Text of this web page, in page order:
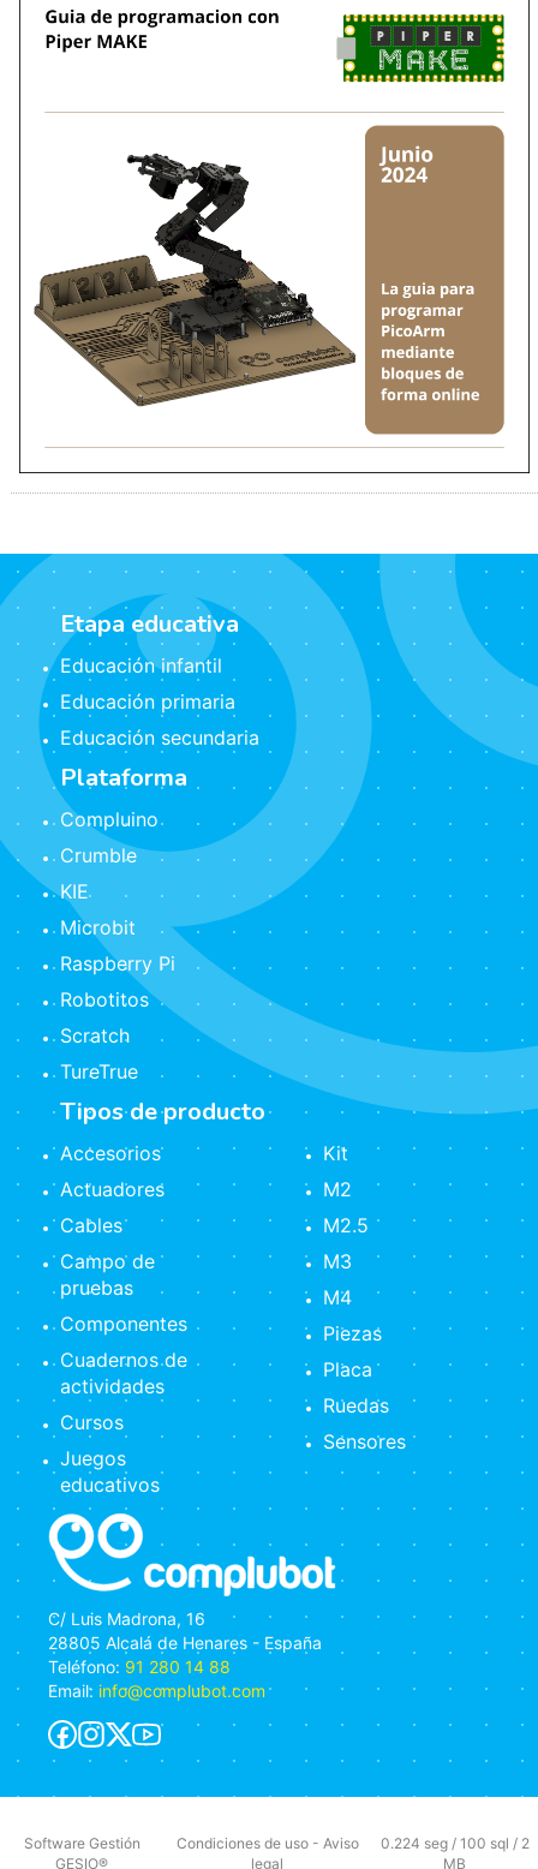
C/ Luis Madrona, 16
28805 Alcalá de Henares - España
Teléfono: 91 280 14 88
Email: info@complubot.com
Etapa educativa
Educación infantil
Educación primaria
Educación secundaria
Plataforma
Compluino
Crumble
KIE
Microbit
Raspberry Pi
Robotitos
Scratch
TureTrue
Tipos de producto
Accesorios
Actuadores
Cables
Campo de
pruebas
Componentes
Cuadernos de
actividades
Cursos
Juegos
educativos
Kit
M2
M2.5
M3
M4
Piezas
Placa
Ruedas
Sensores
Software Gestión
GESIO®
Condiciones de uso- Aviso
legal
0.224 seg / 100 sql / 2
MB